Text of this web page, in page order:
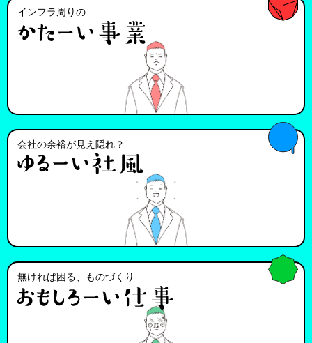
インフラ周りの
会社の余裕が見え隠れ？
無ければ困る、ものづくり